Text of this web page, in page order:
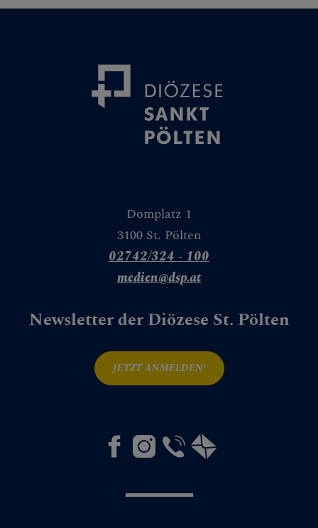
Domplatz 1
3100 St. Pölten
02742/324 - 100
medien@dsp.at
Newsletter der Diözese St. Pölten
JETZT ANMELDEN!